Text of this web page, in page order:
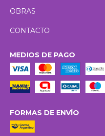
OBRAS
CONTACTO
MEDIOS DE PAGO
FORMAS DE ENVÍO